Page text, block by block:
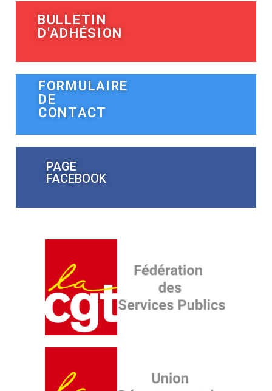
BULLETIN
D'ADHÉSION
FORMULAIRE
DE
CONTACT
PAGE
FACEBOOK